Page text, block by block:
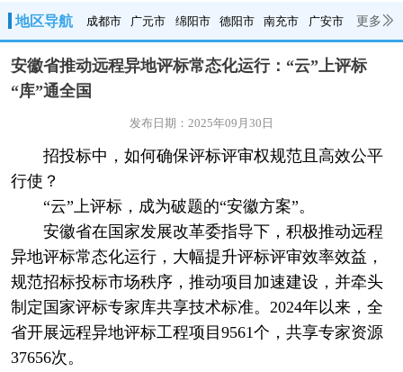
地区导航 成都市 广元市 绵阳市 德阳市 南充市 广安市 更多
成都市 广元市 绵阳市 德阳市 南充市 广安市
遂宁市
内江市
乐山市
安徽省推动远程异地评标常态化运行：“云”上评标
“库”通全国
发布日期：2025年09月30日
招投标中，如何确保评标评审权规范且高效公平
行使？
“云”上评标，成为破题的“安徽方案”。
安徽省在国家发展改革委指导下，积极推动远程
异地评标常态化运行，大幅提升评标评审效率效益，
规范招标投标市场秩序，推动项目加速建设，并牵头
制定国家评标专家库共享技术标准。2024年以来，全
省开展远程异地评标工程项目9561个，共享专家资源
37656次。